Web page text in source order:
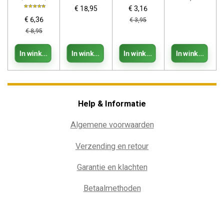
€ 6,36
€ 8,95
In winkelwagen
€ 18,95
In winkelwagen
€ 3,16
€ 3,95
In winkelwagen In
Help & Informatie
Algemene voorwaarden
Verzending en retour
Garantie en klachten
Betaalmethoden